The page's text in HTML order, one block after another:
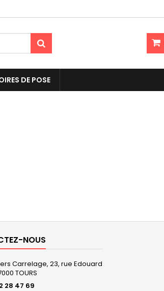
DE POSE
NOUS
Carrelage, 23, rue Edouard
TOURS
28 47 69